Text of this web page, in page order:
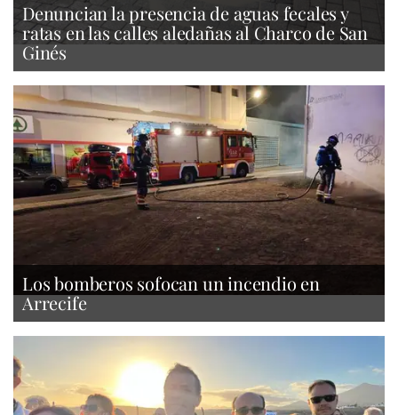
Denuncian la presencia de aguas fecales y
ratas en las calles aledañas al Charco de San
Ginés
Los bomberos sofocan un incendio en
Arrecife